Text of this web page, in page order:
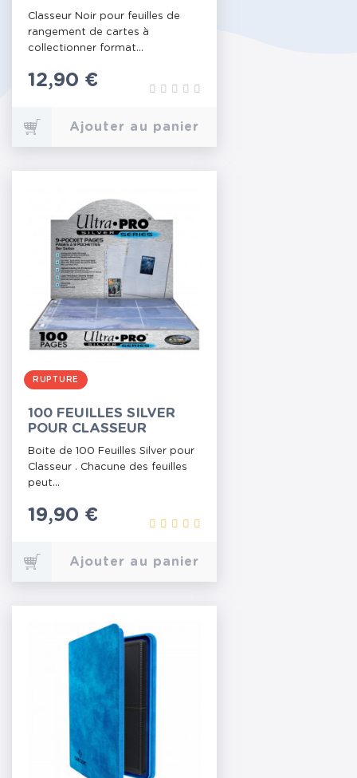
Classeur Noir pour feuilles de
rangement de cartes à
collectionner format...
Prix
12,90 €
Ajouter au panier
RUPTURE
100 FEUILLES SILVER
POUR CLASSEUR
Boite de 100 Feuilles Silver pour
Classeur . Chacune des feuilles
peut...
Prix
19,90 €
Ajouter au panier